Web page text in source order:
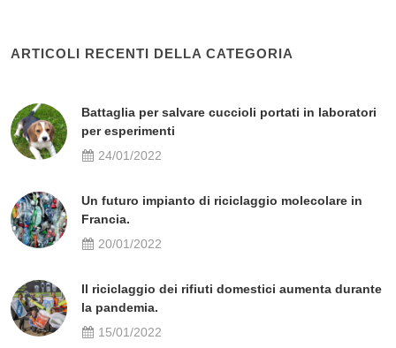
ARTICOLI RECENTI DELLA CATEGORIA
Battaglia per salvare cuccioli portati in laboratori
per esperimenti
24/01/2022
Un futuro impianto di riciclaggio molecolare in
Francia.
20/01/2022
Il riciclaggio dei rifiuti domestici aumenta durante
la pandemia.
15/01/2022